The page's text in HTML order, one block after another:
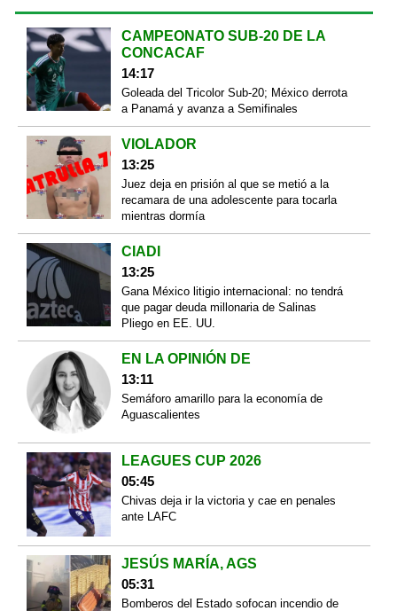
CAMPEONATO SUB-20 DE LA
CONCACAF
14:17
Goleada del Tricolor Sub-20; México derrota
a Panamá y avanza a Semifinales
VIOLADOR
13:25
Juez deja en prisión al que se metió a la
recamara de una adolescente para tocarla
mientras dormía
CIADI
13:25
Gana México litigio internacional: no tendrá
que pagar deuda millonaria de Salinas
Pliego en EE. UU.
EN LA OPINIÓN DE
13:11
Semáforo amarillo para la economía de
Aguascalientes
LEAGUES CUP 2026
05:45
Chivas deja ir la victoria y cae en penales
ante LAFC
JESÚS MARÍA, AGS
05:31
Bomberos del Estado sofocan incendio de